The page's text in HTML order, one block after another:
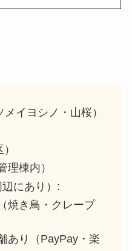
イヨシノ・山桜）
理棟内）
辺にあり）:
焼き鳥・クレープ
あり（PayPay・楽